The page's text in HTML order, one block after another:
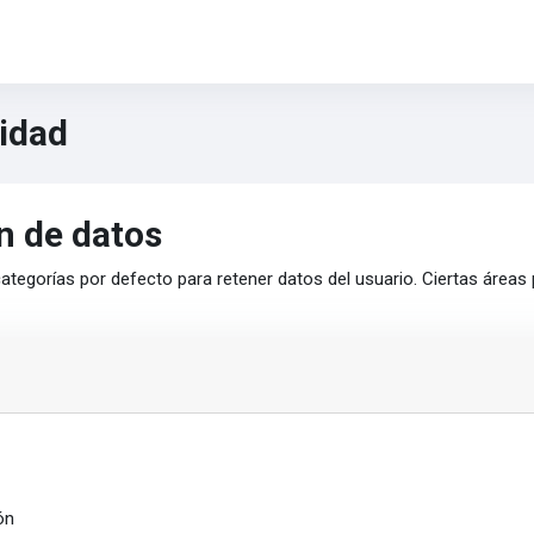
de datos
por defecto para retener datos del usuario. Ciertas